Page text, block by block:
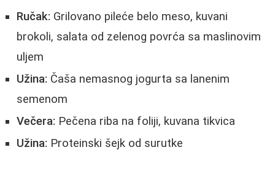
Ručak: Grilovano pileće belo meso, kuvani
brokoli, salata od zelenog povrća sa maslinovim
uljem
Užina: Čaša nemasnog jogurta sa lanenim
semenom
Večera: Pečena riba na foliji, kuvana tikvica
Užina: Proteinski šejk od surutke